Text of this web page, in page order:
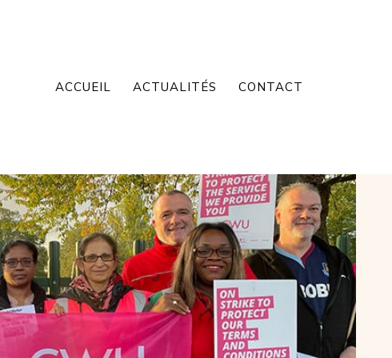
ACCUEIL ACTUALITÉS CONTACT